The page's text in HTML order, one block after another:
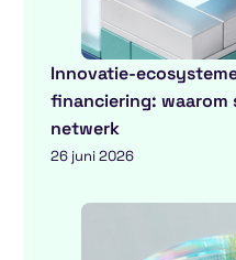
Innovatie-
financiering:
netwerk
26 juni 2026